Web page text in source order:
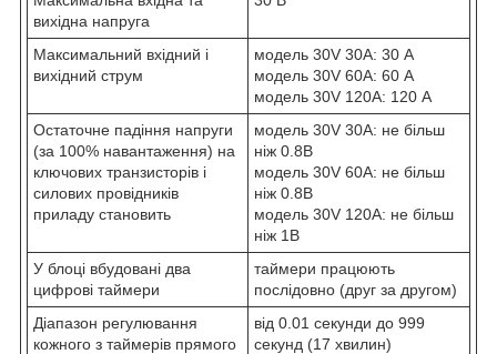
вихідна напруга
Максимальний вхідний і
вихідний струм
модель 30V 30A: 30 А
модель 30V 60A: 60 А
модель 30V 120A: 120 А
Остаточне падіння напруги
(за 100% навантаження) на
ключових транзисторів і
силових провідників
приладу становить
модель 30V 30A: не більш
ніж 0.8В
модель 30V 60A: не більш
ніж 0.8В
модель 30V 120A: не більш
ніж 1В
У блоці вбудовані два
цифрові таймери
таймери працюють
послідовно (друг за другом)
Діапазон регулювання
кожного з таймерів прямого
від 0.01 секунди до 999
секунд (17 хвилин)